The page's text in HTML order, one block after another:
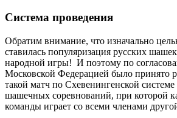
Система проведения
Обратим внимание, что изначально
ставилась популяризация русских
народной игры! И поэтому по
Московской Федерацией было принято
такой матч по Схевенингенской
шашечных соревнований, при которой
команды играет со всеми членами